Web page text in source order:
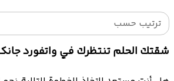
ترتيب حسب
شقتك الحلم تنتظرك في واتفورد